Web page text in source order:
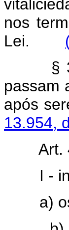
nos
Lei.
§
passam
após
13.954,
Art.
I -
a)